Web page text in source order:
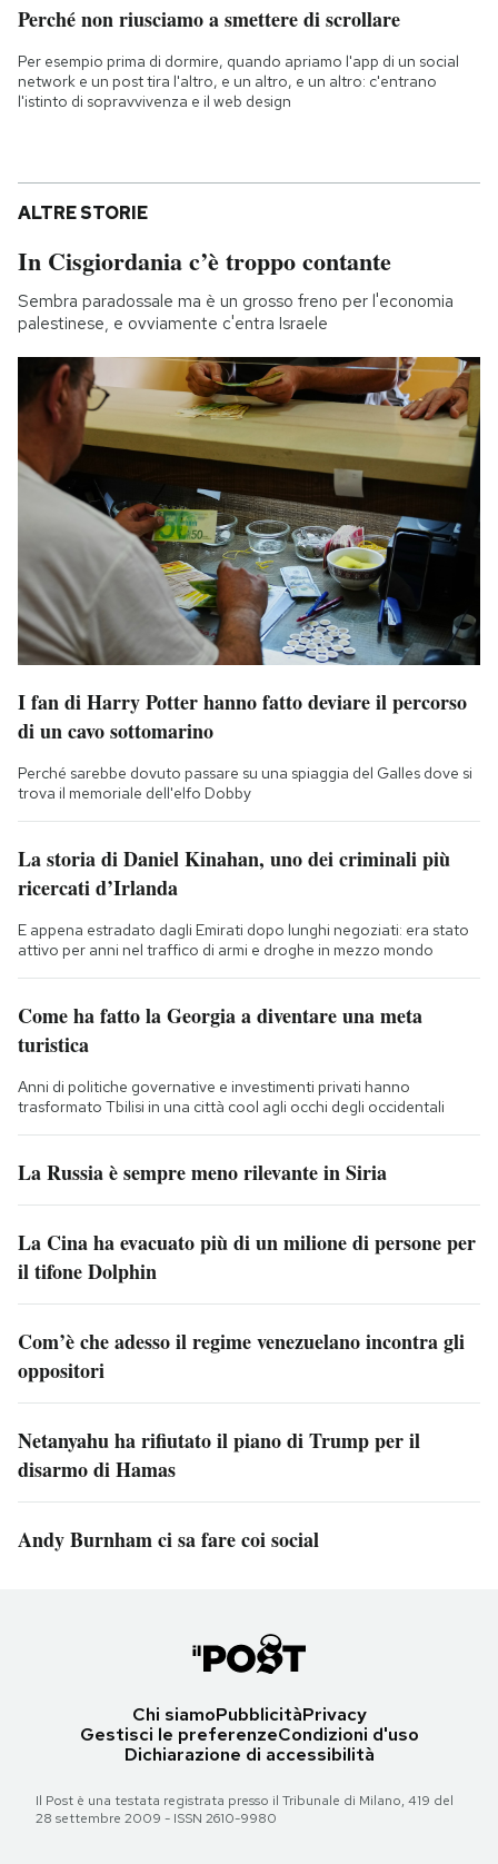
Perché non riusciamo a smettere di scrollare
Per esempio prima di dormire, quando apriamo l'app di un social
network e un post tira l'altro, e un altro, e un altro: c'entrano
l'istinto di sopravvivenza e il web design
ALTRE STORIE
In Cisgiordania c’è troppo contante
Sembra paradossale ma è un grosso freno per l'economia
palestinese, e ovviamente c'entra Israele
I fan di Harry Potter hanno fatto deviare il percorso
di un cavo sottomarino
Perché sarebbe dovuto passare su una spiaggia del Galles dove si
trova il memoriale dell'elfo Dobby
La storia di Daniel Kinahan, uno dei criminali più
ricercati d’Irlanda
E appena estradato dagli Emirati dopo lunghi negoziati: era stato
attivo per anni nel traffico di armi e droghe in mezzo mondo
Come ha fatto la Georgia a diventare una meta
turistica
Anni di politiche governative e investimenti privati hanno
trasformato Tbilisi in una città cool agli occhi degli occidentali
La Russia è sempre meno rilevante in Siria
La Cina ha evacuato più di un milione di persone per
il tifone Dolphin
Com’è che adesso il regime venezuelano incontra gli
oppositori
Netanyahu ha rifiutato il piano di Trump per il
disarmo di Hamas
Andy Burnham ci sa fare coi social
Chi siamoPubblicitàPrivacy
Gestisci le preferenzeCondizioni d'uso
Dichiarazione di accessibilità
Il Post è una testata registrata presso il Tribunale di Milano, 419 del
28 settembre 2009 - ISSN 2610-9980